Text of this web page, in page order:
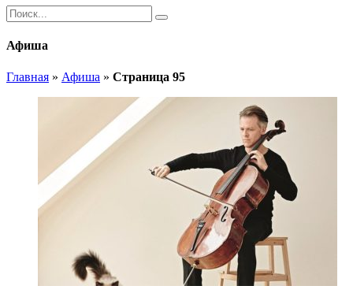
Афиша
Главная » Афиша » Страница 95